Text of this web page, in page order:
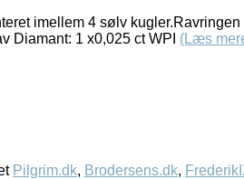
imellem 4 sølv
Diamant: 1 x0,025 ct WPI (Læs
Pilgrim.dk, Brodersens.dk,